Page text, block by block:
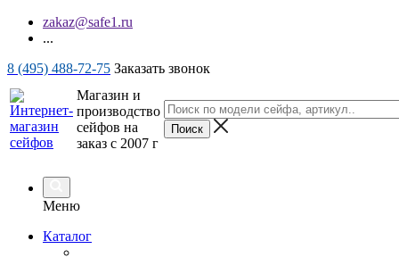
zakaz@safe1.ru
...
8 (495) 488-72-75 Заказать звонок
Магазин и
производство
сейфов на
заказ с 2007 г
Меню
Каталог